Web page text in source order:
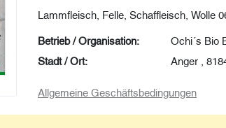
Lammfleisch, Felle, Schaffleisch, Wolle
Betrieb / Organisation: Ochi´s Bio
Stadt / Ort: Anger , 8184
Allgemeine Geschäftsbedingungen